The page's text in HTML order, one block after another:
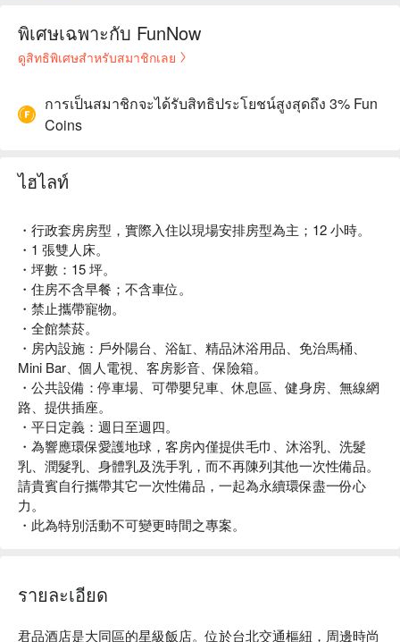
พิเศษเฉพาะกับ FunNow
ดูสิทธิพิเศษสำหรับสมาชิกเลย
การเป็นสมาชิกจะได้รับสิทธิประโยชน์สูงสุดถึง 3% Fun
Coins
ไฮไลท์
・行政套房房型，實際入住以現場安排房型為主；12 小時。
・1 張雙人床。
・坪數：15 坪。
・住房不含早餐；不含車位。
・禁止攜帶寵物。
・全館禁菸。
・房內設施：戶外陽台、浴缸、精品沐浴用品、免治馬桶、
Mini Bar、個人電視、客房影音、保險箱。
・公共設備：停車場、可帶嬰兒車、休息區、健身房、無線網
路、提供插座。
・平日定義：週日至週四。
・為響應環保愛護地球，客房內僅提供毛巾、沐浴乳、洗髮
乳、潤髮乳、身體乳及洗手乳，而不再陳列其他一次性備品。
請貴賓自行攜帶其它一次性備品，一起為永續環保盡一份心
力。
・此為特別活動不可變更時間之專案。
รายละเอียด
君品酒店是大同區的星級飯店。位於台北交通樞紐，周邊時尚